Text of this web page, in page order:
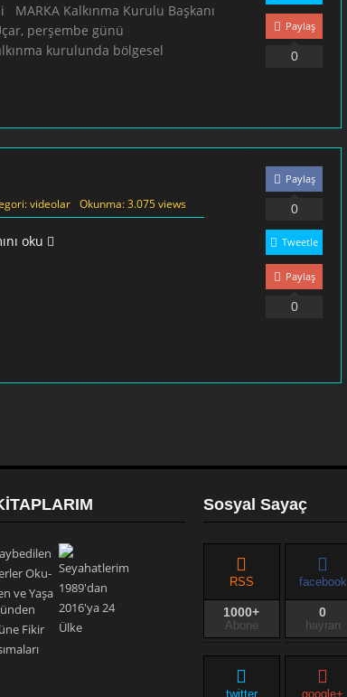
MARKA Kalkınma Kurulu Başkanı
perşembe günü
kurulunda bölgesel
Paylaş
0
videolar Okunma: 3.075 views
oku
Paylaş
0
Tweetle
Paylaş
0
Sosyal Sayaç
RSS
1000+
Abone
facebook
0
hayran
twitter google+